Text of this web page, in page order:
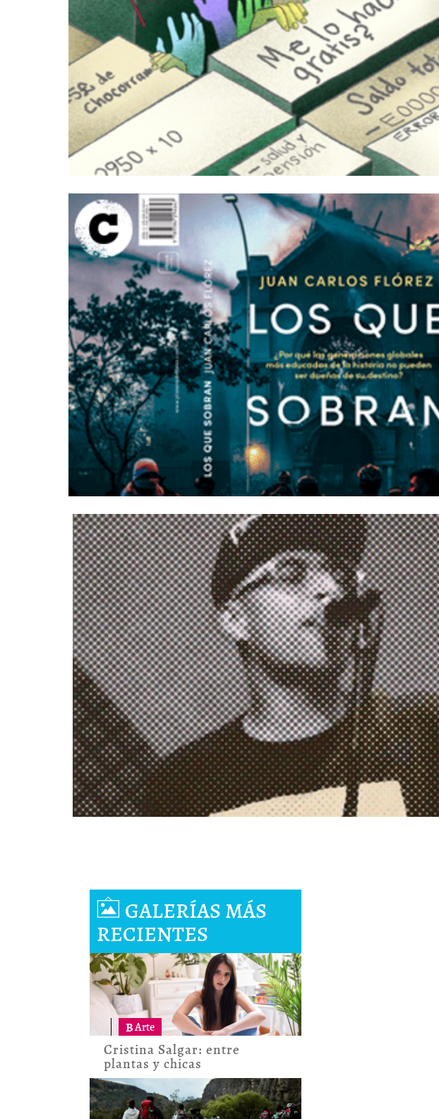
P
A todos nos llega el momento de pagar el arriendo: sobre la
precariedad en el arte
1/Mar/2023
Los Que Sobran
20/Dic/2021
Yoky Barrios: El zurdito talentoso del rap
10/Dic/2021
GALERÍAS MÁS
RECIENTES
BArte
Cristina Salgar: entre
plantas y chicas